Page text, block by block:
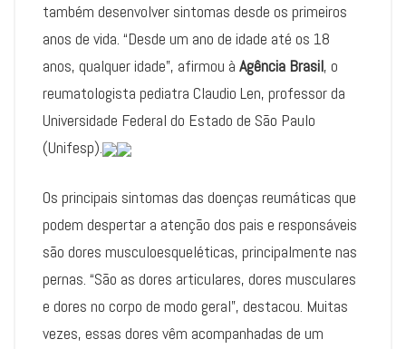
também desenvolver sintomas desde os primeiros
anos de vida. “Desde um ano de idade até os 18
anos, qualquer idade”, afirmou à Agência Brasil, o
reumatologista pediatra Claudio Len, professor da
Universidade Federal do Estado de São Paulo
(Unifesp).
Os principais sintomas das doenças reumáticas que
podem despertar a atenção dos pais e responsáveis
são dores musculoesqueléticas, principalmente nas
pernas. “São as dores articulares, dores musculares
e dores no corpo de modo geral”, destacou. Muitas
vezes, essas dores vêm acompanhadas de um